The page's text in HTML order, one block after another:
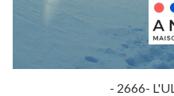
- 2666-